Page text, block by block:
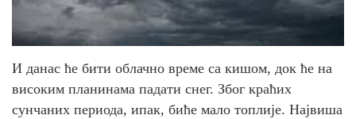
И данас ће бити облачно време са кишом, док ће на
високим планинама падати снег. Због краћих
сунчаних периода, ипак, биће мало топлије. Највиша